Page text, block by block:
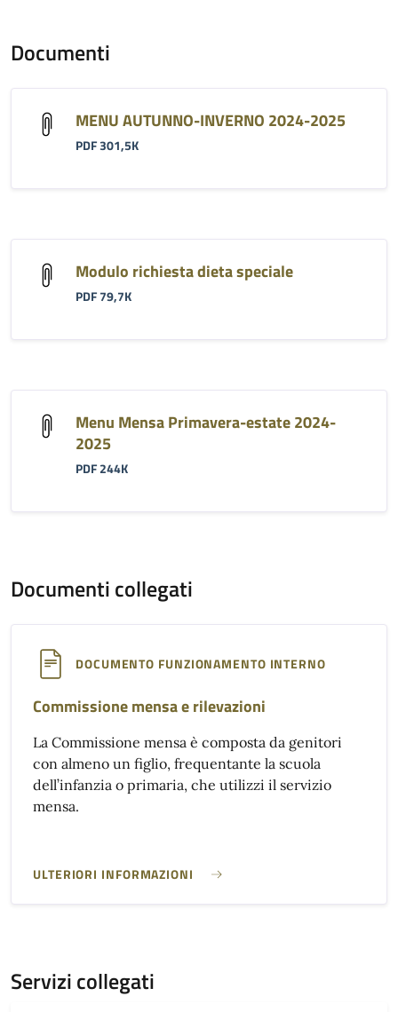
Documenti
MENU AUTUNNO-INVERNO 2024-2025
PDF 301,5K
Modulo richiesta dieta speciale
PDF 79,7K
Menu Mensa Primavera-estate 2024-
2025
PDF 244K
Documenti collegati
DOCUMENTO FUNZIONAMENTO INTERNO
Commissione mensa e rilevazioni
La Commissione mensa è composta da genitori
con almeno un figlio, frequentante la scuola
dell’infanzia o primaria, che utilizzi il servizio
mensa.
ULTERIORI INFORMAZIONI
COMMISSIONE MENSA E RILEVAZIONI}
Servizi collegati